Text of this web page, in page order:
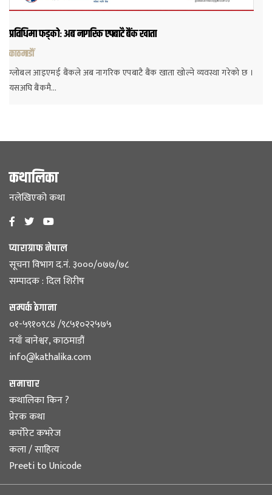
प्रविधिमा फड्कोः अब नागरिक एपबाटै बैंक खाता
काठमाडौं
ग्लोबल आइएमई बैंकले अब नागरिक एपबाटै बैंक खाता खोल्ने व्यवस्था गरेको छ ।
यसअघि बैंकमै…
कथालिका
नलेखिएको कथा
प्याराग्राफ नेपाल
सूचना विभाग द.नं. ३०००/०७७/७८
सम्पादक : दिल शिरीष
सम्पर्क ठेगाना
०१-५९१०९८४ /९८५१०२२५७५
नयाँ बानेश्वर, काठमाडौं
info@kathalika.com
समाचार
कथालिका किन ?
प्रेरक कथा
कर्पोरेट कभरेज
कला / साहित्य
Preeti to Unicode